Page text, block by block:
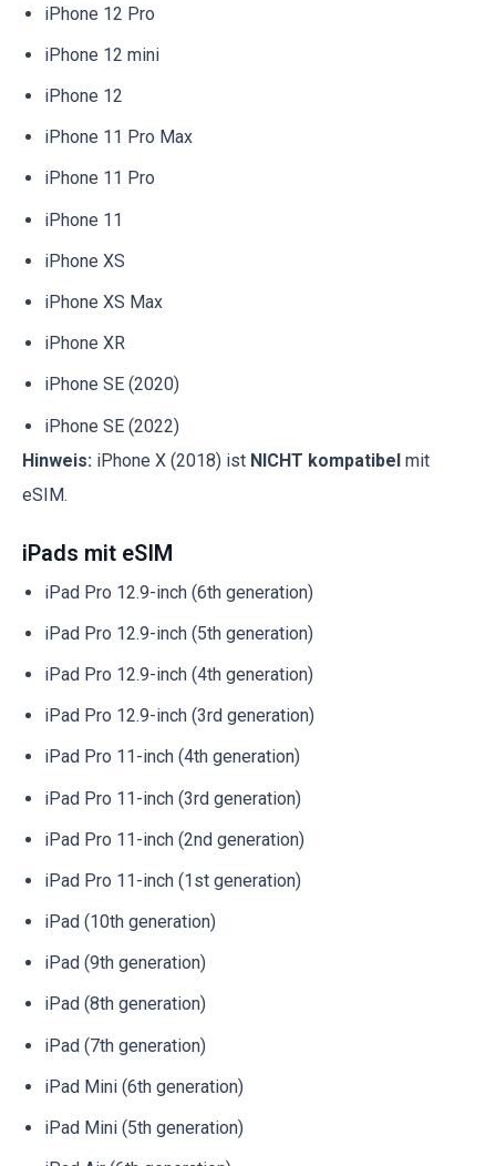
iPhone 12 Pro
iPhone 12 mini
iPhone 12
iPhone 11 Pro Max
iPhone 11 Pro
iPhone 11
iPhone XS
iPhone XS Max
iPhone XR
iPhone SE (2020)
iPhone SE (2022)
Hinweis: iPhone X (2018) ist NICHT kompatibel mit
eSIM.
iPads mit eSIM
iPad Pro 12.9-inch (6th generation)
iPad Pro 12.9-inch (5th generation)
iPad Pro 12.9-inch (4th generation)
iPad Pro 12.9-inch (3rd generation)
iPad Pro 11-inch (4th generation)
iPad Pro 11-inch (3rd generation)
iPad Pro 11-inch (2nd generation)
iPad Pro 11-inch (1st generation)
iPad (10th generation)
iPad (9th generation)
iPad (8th generation)
iPad (7th generation)
iPad Mini (6th generation)
iPad Mini (5th generation)